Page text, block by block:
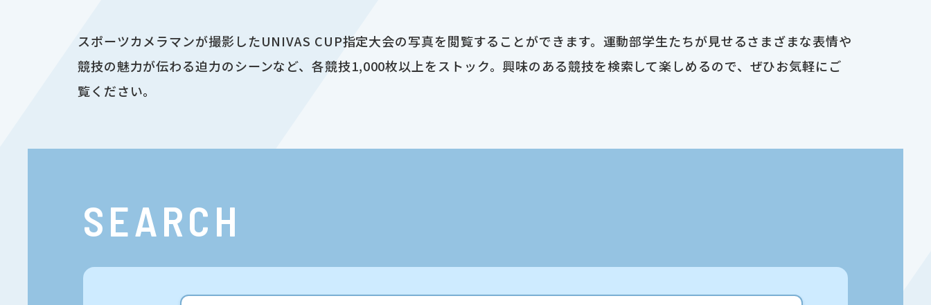
スポーツカメラマンが撮影したUNIVAS CUP指定大会の写真を閲覧することができます。運動部学生たちが見せるさまざまな表情や
競技の魅力が伝わる迫力のシーンなど、各競技1,000枚以上をストック。興味のある競技を検索して楽しめるので、ぜひお気軽にご
覧ください。
SEARCH